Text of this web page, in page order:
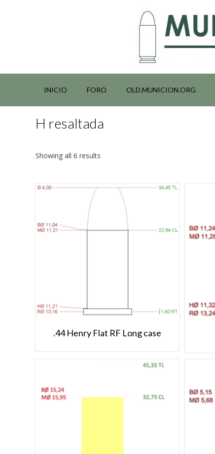
INICIO FORO OLD.MUNICION.ORG
H resaltada
Showing all 6 results
.44 Henry Flat RF Long case